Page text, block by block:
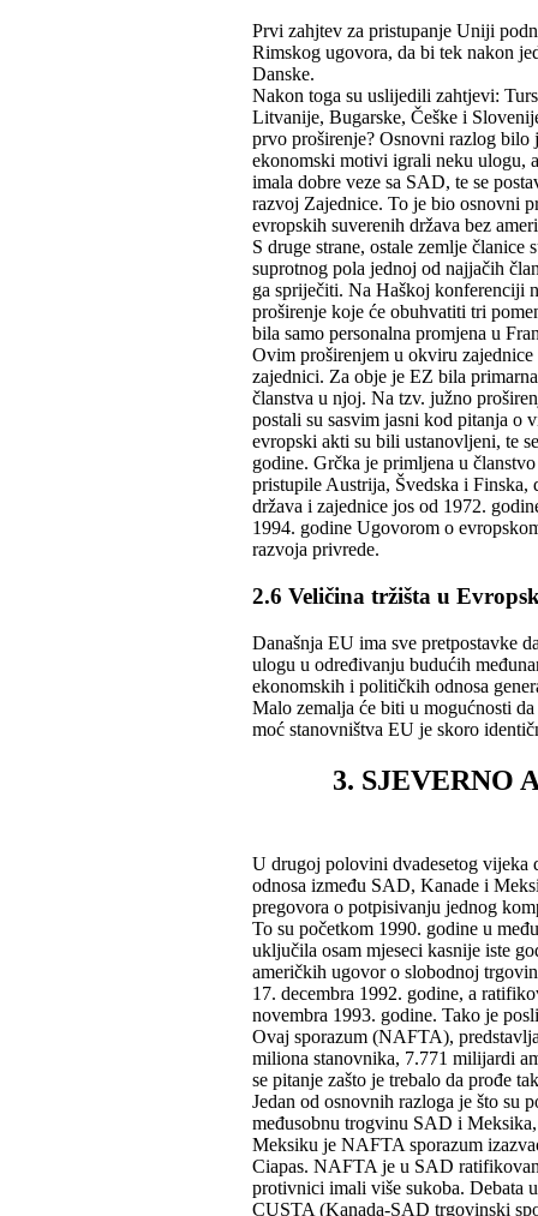
Prvi zahjtev za pristupanje Uniji
Rimskog ugovora, da bi tek nakon
Danske.
Nakon toga su uslijedili zahtjevi:
Litvanije, Bugarske, Češke i
prvo proširenje? Osnovni razlog bilo
ekonomski motivi igrali neku ulogu,
imala dobre veze sa SAD, te se
razvoj Zajednice. To je bio osnovni
evropskih suverenih država bez
S druge strane, ostale zemlje
suprotnog pola jednoj od najjačih
ga spriječiti. Na Haškoj konferenciji
proširenje koje će obuhvatiti tri
bila samo personalna promjena u
Ovim proširenjem u okviru
zajednici. Za obje je EZ bila
članstva u njoj. Na tzv. južno
postali su sasvim jasni kod pitanja o
evropski akti su bili ustanovljeni, te
godine. Grčka je primljena u
pristupile Austrija, Švedska i Finska,
država i zajednice jos od 1972.
1994. godine Ugovorom o
razvoja privrede.
2.6 Veličina tržišta u
Današnja EU ima sve pretpostavke
ulogu u određivanju budućih
ekonomskih i političkih odnosa
Malo zemalja će biti u mogućnosti
moć stanovništva EU je skoro
3. SJEVERNO
U drugoj polovini dvadesetog vijeka
odnosa između SAD, Kanade i
pregovora o potpisivanju jednog
To su početkom 1990. godine u
uključila osam mjeseci kasnije iste
američkih ugovor o slobodnoj
17. decembra 1992. godine, a
novembra 1993. godine. Tako je
Ovaj sporazum (NAFTA),
miliona stanovnika, 7.771 milijardi
se pitanje zašto je trebalo da prođe
Jedan od osnovnih razloga je što su
međusobnu trogvinu SAD i
Meksiku je NAFTA sporazum
Ciapas. NAFTA je u SAD
protivnici imali više sukoba. Debata
CUSTA (Kanada-SAD trgovinski